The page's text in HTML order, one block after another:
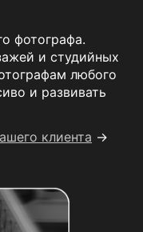
фотографа.
и студийных
любого
и развивать
клиента →